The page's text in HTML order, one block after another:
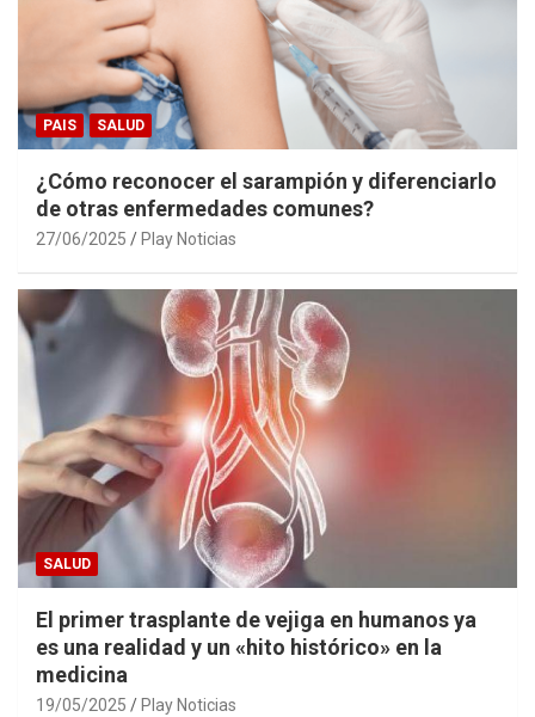
PAIS SALUD
¿Cómo reconocer el sarampión y diferenciarlo
de otras enfermedades comunes?
27/06/2025 Play Noticias
SALUD
El primer trasplante de vejiga en humanos ya
es una realidad y un «hito histórico» en la
medicina
19/05/2025 Play Noticias